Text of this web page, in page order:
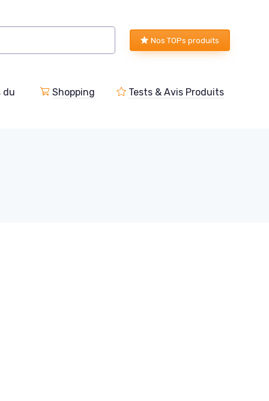
Nos TOPs produits
du
Shopping Tests & Avis Produits